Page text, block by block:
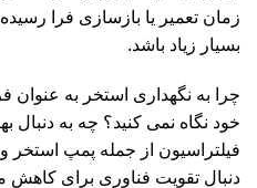
زمان تعمیر یا بازسازی فرا
بسیار زیاد باشد.
چرا به نگهداری استخر به
خود نگاه نمی کنید؟ چه به دنبال
فیلتراسیون از جمله پمپ استخر و
دنبال تقویت فناوری برای